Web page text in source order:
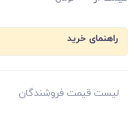
راهنمای خرید
لیست قیمت فروشندگان